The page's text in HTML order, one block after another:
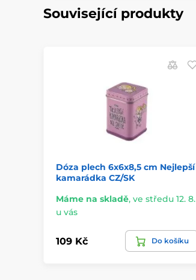
Související produkty
Dóza plech 6x6x8,5 cm Nejlepší
kamarádka CZ/SK
Máme na skladě, ve středu 12. 8.
u vás
109 Kč Do košíku